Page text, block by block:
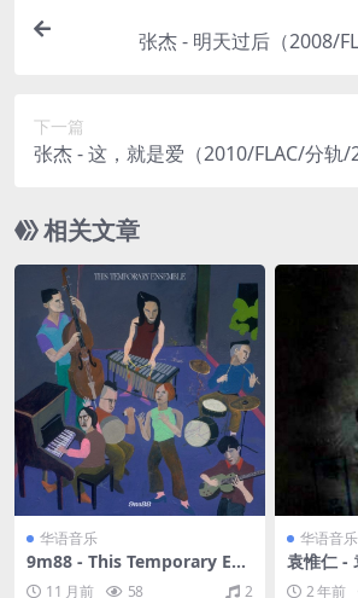
张杰 - 明天过后（2008/
下一篇
张杰 - 这，就是爱（2010/FLAC/分轨/
相关文章
华语音乐
9m88 - This Temporary Ens
emble（2021/FLAC/EP分轨/
11 月前 58 2
华语音乐
袁惟仁 -
00/2 年前